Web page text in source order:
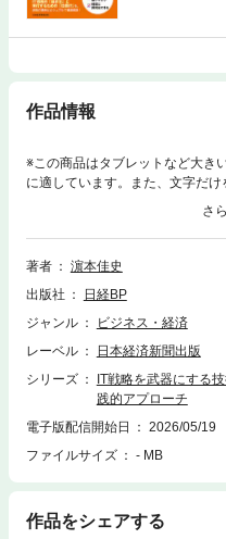
作品情報
※この商品はタブレットなど大き
に適しています。また、文字だ
ト、検索、辞書の参照、引用な
ステム」も、IT戦略を描いて見
こんな会社のシステム、変えら
度改修でツギハギ状態 →連携が
使いやすいシステムに！・同業他
る →時流に即対応できるシステ
描き方、計画への落とし込み、費
で、正しいIT戦略を描いていき
に、経営層・現場をしっかりと
トでのリアルな経験談や、実際に
ステムの変革を担う方がケースス
部：IT戦略を「描く」 ステップ
講】 ITシステムの9領域別急
著者
濵本佳史
出版社
日経BP
ジャンル
ビジネス・経済
レーベル
日本経済新聞出版
シリーズ
IT戦略を武器にする
践的アプローチ
電子版配信開始日
2026/05/19
ファイルサイズ
- MB
作品をシェアする